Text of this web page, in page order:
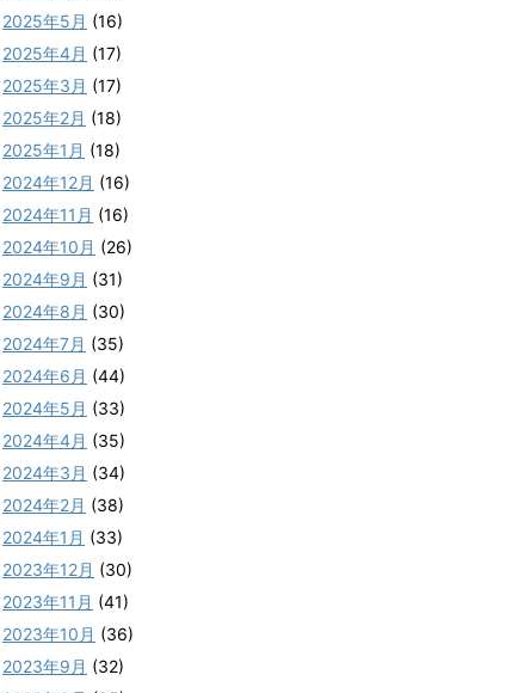
2025年5月 (16)
2025年4月 (17)
2025年3月 (17)
2025年2月 (18)
2025年1月 (18)
2024年12月 (16)
2024年11月 (16)
2024年10月 (26)
2024年9月 (31)
2024年8月 (30)
2024年7月 (35)
2024年6月 (44)
2024年5月 (33)
2024年4月 (35)
2024年3月 (34)
2024年2月 (38)
2024年1月 (33)
2023年12月 (30)
2023年11月 (41)
2023年10月 (36)
2023年9月 (32)